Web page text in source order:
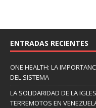
ENTRADAS RECIENTES
ONE HEALTH: LA
DEL SISTEMA
LA SOLIDARIDAD DE LA
TERREMOTOS EN